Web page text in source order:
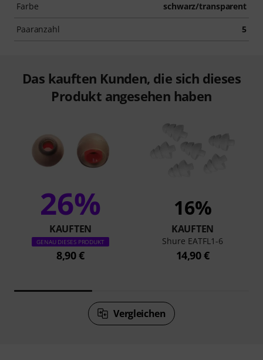
Farbe schwarz/transparent
Paaranzahl 5
Das kauften Kunden, die sich dieses
Produkt angesehen haben
26%
KAUFTEN
GENAU DIESES PRODUKT
8,90 €
16%
KAUFTEN
Shure EATFL1-6
14,90 €
Vergleichen